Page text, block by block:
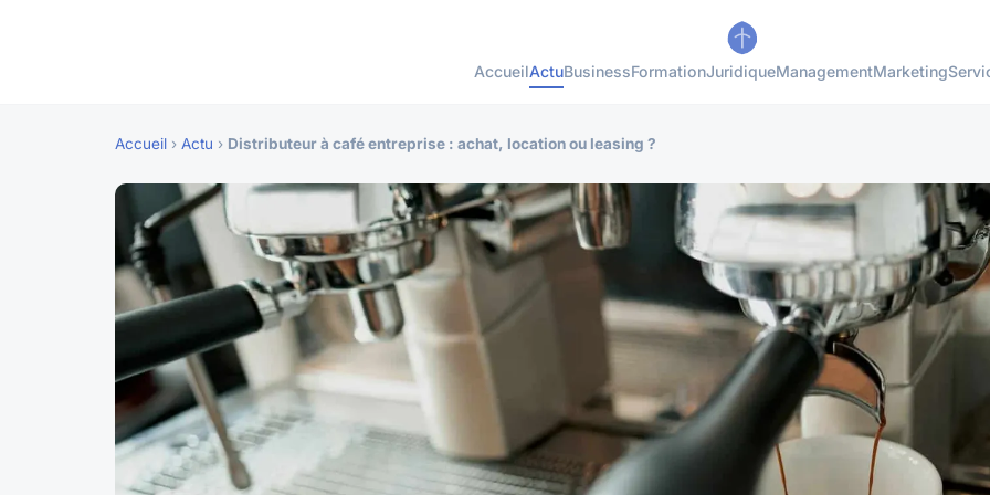
AccueilActuBusinessFormationJuridiqueManagementMarketing
Accueil › Actu › Distributeur à café entreprise : achat, location ou leasing ?